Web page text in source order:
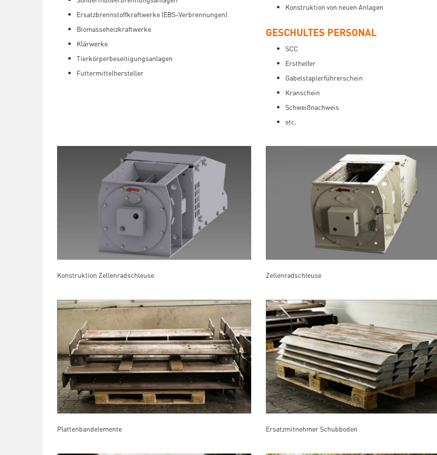
Ersatzbrennstoffkraftwerke (EBS-Verbrennungen)
Biomasseheizkraftwerke
Klärwerke
Tierkörperbeseitigungsanlagen
Futtermittelhersteller
Konstruktion von neuen Anlagen
GESCHULTES PERSONAL
SCC
Ersthelfer
Gabelstaplerführerschein
Kranschein
Schweißnachweis
etc.
Konstruktion Zellenradschleuse Zellenradschleuse
Plattenbandelemente Ersatzmitnehmer Schubboden